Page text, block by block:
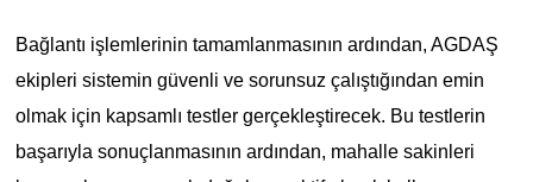
Bağlantı işlemlerinin tamamlanmasının ardından, AGDAŞ
ekipleri sistemin güvenli ve sorunsuz çalıştığından emin
olmak için kapsamlı testler gerçekleştirecek. Bu testlerin
başarıyla sonuçlanmasının ardından, mahalle sakinleri